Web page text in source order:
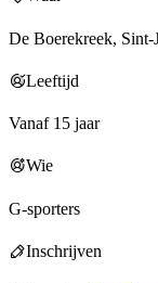
De Boerekreek, Sint-
Leeftijd
Vanaf 15 jaar
Wie
G-sporters
Inschrijven